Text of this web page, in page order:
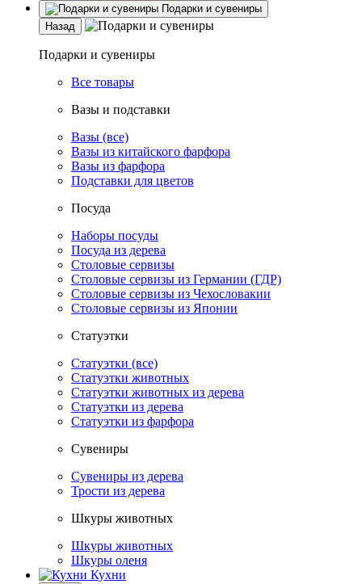
Подарки и сувениры
Назад
Подарки и сувениры
Все товары
Вазы и подставки
Вазы (все)
Вазы из китайского фарфора
Вазы из фарфора
Подставки для цветов
Посуда
Наборы посуды
Посуда из дерева
Столовые сервизы
Столовые сервизы из Германии (ГДР)
Столовые сервизы из Чехословакии
Столовые сервизы из Японии
Статуэтки
Статуэтки (все)
Статуэтки животных
Статуэтки животных из дерева
Статуэтки из дерева
Статуэтки из фарфора
Сувениры
Сувениры из дерева
Трости из дерева
Шкуры животных
Шкуры животных
Шкуры оленя
Кухни